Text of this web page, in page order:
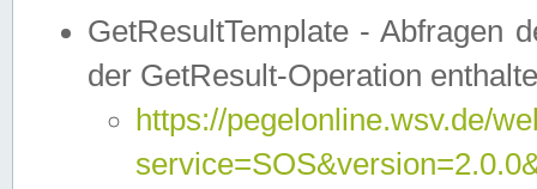
GetResultTemplate - Abfragen
der GetResult-Operation
https://pegelonline.wsv.de/